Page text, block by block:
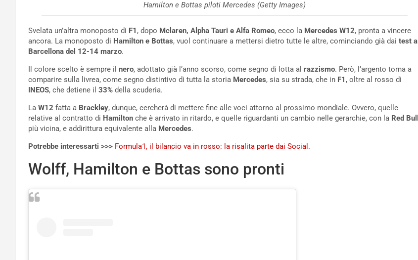
Hamilton e Bottas piloti Mercedes (Getty Images)
Svelata un’altra monoposto di F1 , dopo Mclaren, Alpha Tauri e Alfa Romeo, ecco la Mercedes W12, pronta a vincere
ancora. La monoposto di Hamilton e Bottas, vuol continuare a mettersi dietro tutte le altre, cominciando già dai test a
Barcellona del 12-14 marzo.
Il colore scelto è sempre il nero, adottato già l’anno scorso, come segno di lotta al razzismo. Però, l’argento torna a
comparire sulla livrea, come segno distintivo di tutta la storia Mercedes, sia su strada, che in F1 , oltre al rosso di
INEOS, che detiene il 33% della scuderia.
La W12 fatta a Brackley, dunque, cercherà di mettere fine alle voci attorno al prossimo mondiale. Ovvero, quelle
relative al contratto di Hamilton che è arrivato in ritardo, e quelle riguardanti un cambio nelle gerarchie, con la Red Bull
più vicina, e addirittura equivalente alla Mercedes.
Potrebbe interessarti >>> Formula1, il bilancio va in rosso: la risalita parte dai Social.
Wolff, Hamilton e Bottas sono pronti